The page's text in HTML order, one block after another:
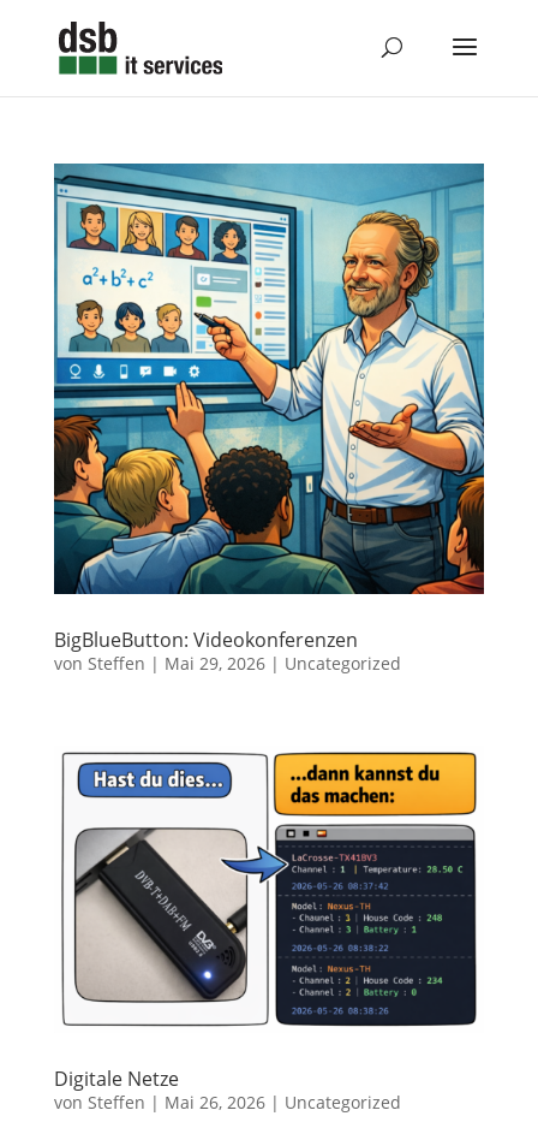
BigBlueButton: Videokonferenzen
von Steffen | Mai 29, 2026| Uncategorized
Digitale Netze
von Steffen | Mai 26, 2026| Uncategorized